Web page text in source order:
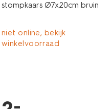
stompkaars Ø7x20cm bruin
niet online, bekijk
winkelvoorraad